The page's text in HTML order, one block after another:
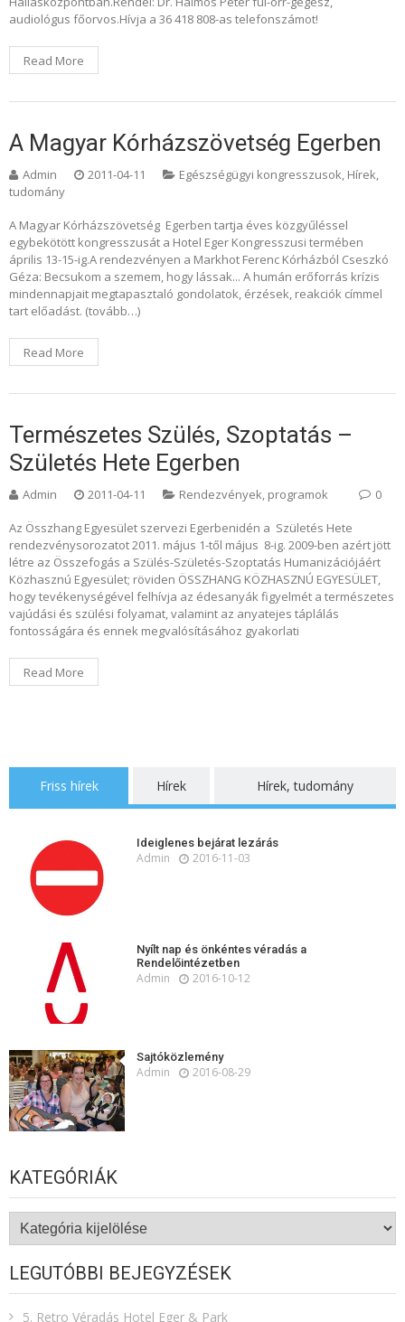
audiológus főorvos.Hívja a 36 418 808-as telefonszámot!
Read More
A Magyar Kórházszövetség Egerben
Admin 2011-04-11 Egészségügyi kongresszusok Hírek,
tudomány
A Magyar Kórházszövetség Egerben tartja éves közgyűléssel
egybekötött kongresszusát a Hotel Eger Kongresszusi termében
április 13-15-ig.A rendezvényen a Markhot Ferenc Kórházból Cseszkó
Géza: Becsukom a szemem, hogy lássak... A humán erőforrás krízis
mindennapjait megtapasztaló gondolatok, érzések, reakciók címmel
tart előadást. (tovább…)
Read More
Természetes Szülés, Szoptatás –
Születés Hete Egerben
Admin 2011-04-11 Rendezvények, programok 0
Az Összhang Egyesület szervezi Egerbenidén a Születés Hete
rendezvénysorozatot 2011. május 1-től május 8-ig. 2009-ben azért jött
létre az Összefogás a Szülés-Születés-Szoptatás Humanizációjáért
Közhasznú Egyesület; röviden ÖSSZHANG KÖZHASZNÚ EGYESÜLET,
hogy tevékenységével felhívja az édesanyák figyelmét a természetes
vajúdási és szülési folyamat, valamint az anyatejes táplálás
fontosságára és ennek megvalósításához gyakorlati
Read More
Friss hírek Hírek Hírek, tudomány
Ideiglenes bejárat lezárás
Admin 2016-11-03
Nyílt nap és önkéntes véradás a
Rendelőintézetben
Admin 2016-10-12
Sajtóközlemény
Admin 2016-08-29
KATEGÓRIÁK
Kategóriák
LEGUTÓBBI BEJEGYZÉSEK
5. Retro Véradás Hotel Eger & Park